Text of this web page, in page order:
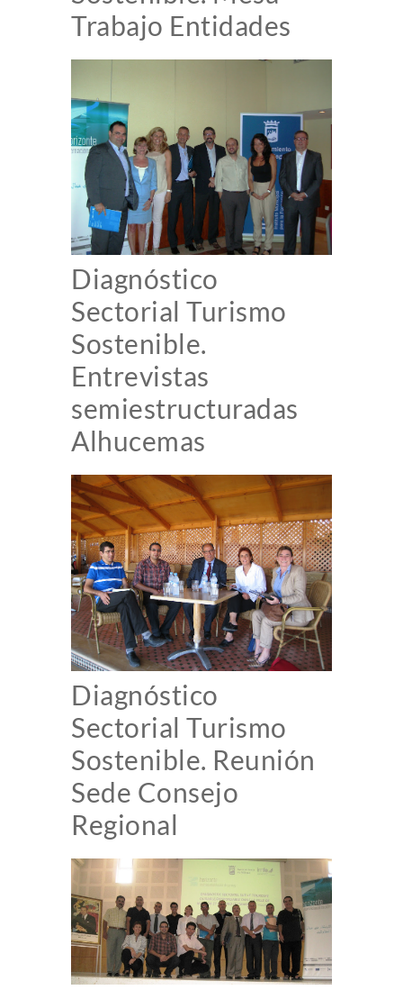
Trabajo Entidades
Diagnóstico
Sectorial Turismo
Sostenible.
Entrevistas
semiestructuradas
Alhucemas
Diagnóstico
Sectorial Turismo
Sostenible. Reunión
Sede Consejo
Regional